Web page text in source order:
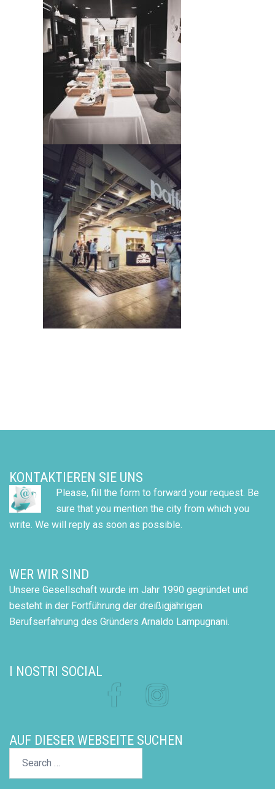
KONTAKTIEREN SIE UNS
Please, fill the form to forward your request. Be
sure that you mention the city from which you
write. We will reply as soon as possible.
WER WIR SIND
Unsere Gesellschaft wurde im Jahr 1990 gegründet und
besteht in der Fortführung der dreißigjährigen
Berufserfahrung des Gründers Arnaldo Lampugnani.
I NOSTRI SOCIAL
Facebook Instagram
AUF DIESER WEBSEITE SUCHEN